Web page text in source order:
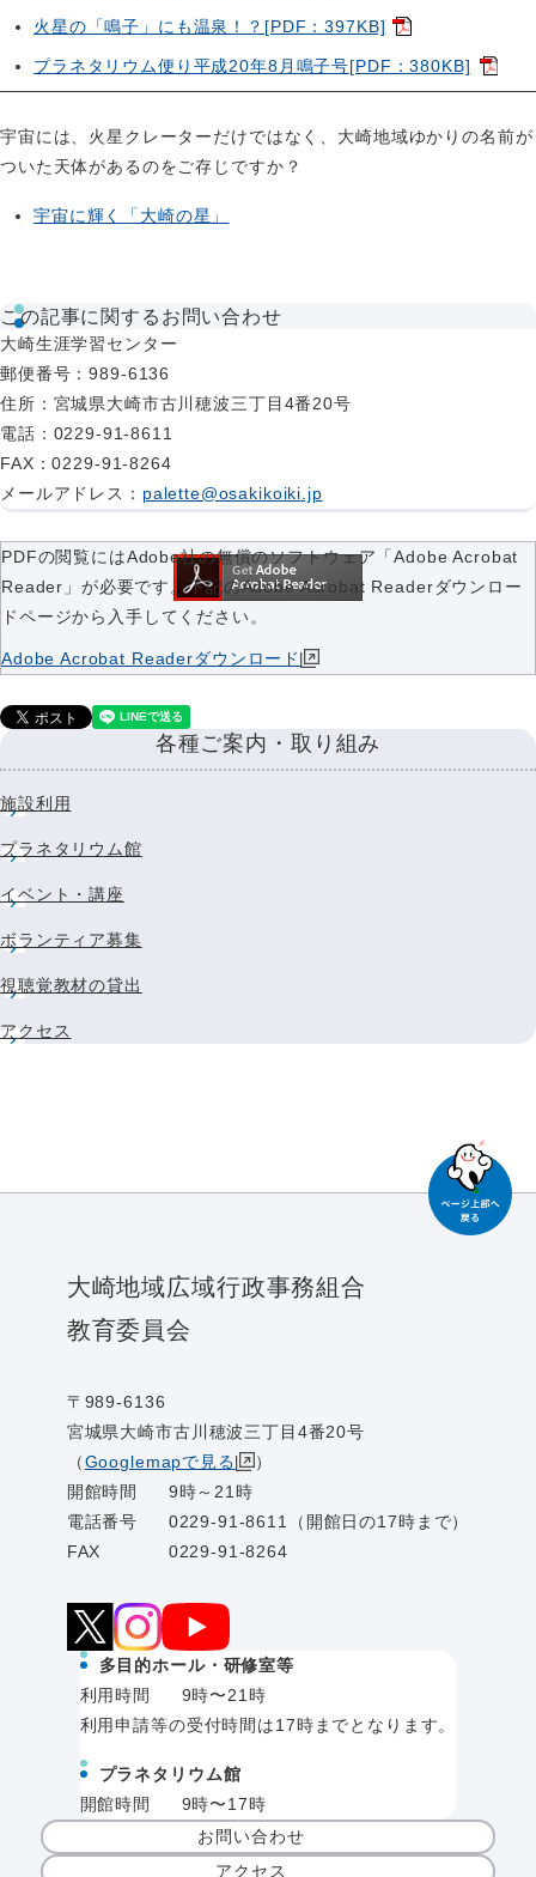
火星の「鳴子」にも温泉！？[PDF：397KB]
プラネタリウム便り平成20年8月鳴子号[PDF：380KB]
宇宙には、火星クレーターだけではなく、大崎地域ゆかりの名前が
ついた天体があるのをご存じですか？
宇宙に輝く「大崎の星」
この記事に関するお問い合わせ
大崎生涯学習センター
郵便番号 ：989-6136
住所 ：宮城県大崎市古川穂波三丁目4番20号
電話 ：0229-91-8611
FAX ：0229-91-8264
メールアドレス ： palette@osakikoiki.jp
PDFの閲覧にはAdobe社の無償のソフトウェア「Adobe Acrobat
Reader」が必要です。下記のAdobe Acrobat Readerダウンロー
ドページから入手してください。
Adobe Acrobat Readerダウンロード
各種ご案内・取り組み
施設利用
プラネタリウム館
イベント・講座
ボランティア募集
視聴覚教材の貸出
アクセス
大崎地域広域行政事務組合
教育委員会
〒989-6136
宮城県大崎市古川穂波三丁目4番20号
（Googlemapで見る
）
開館時間
9時～21時
電話番号
0229-91-8611（開館日の17時まで）
FAX
0229-91-8264
多目的ホール・研修室等
利用時間
9時〜21時
利用申請等の受付時間は17時までとなります。
プラネタリウム館
開館時間
9時〜17時
お問い合わせ
アクセス